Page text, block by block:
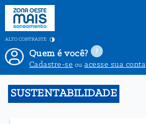
ALTO CONTRASTE
Quem é você?
Cadastre-se ouacesse sua conta
SUSTENTABILIDADE